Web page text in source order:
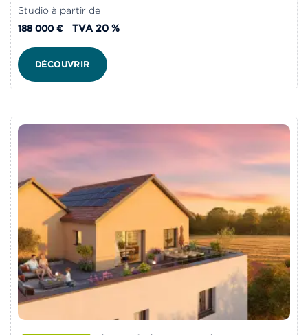
Studio à partir de
188 000 € TVA 20 %
DÉCOUVRIR